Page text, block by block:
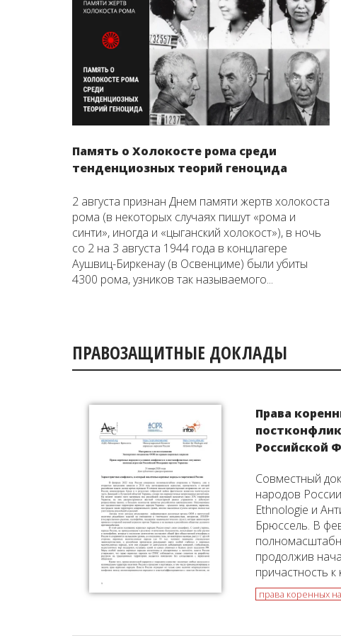
Память о Холокосте рома среди
тенденциозных теорий геноцида
2 августа признан Днем памяти жертв холокоста
рома (в некоторых случаях пишут «рома и
синти», иногда и «цыганский холокост»), в ночь
со 2 на 3 августа 1944 года в концлагере
Аушвиц-Биркенау (в Освенциме) были убиты
4300 рома, узников так называемого...
ПРАВОЗАЩИТНЫЕ ДОКЛАДЫ
Права
Российской
Совместный
народов
Ethnologie и
Брюссель. В
продолжив
причастность к
права коренных